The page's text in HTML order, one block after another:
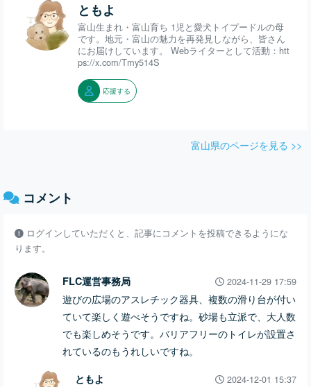
ともよ
富山生まれ・富山育ち 1児と愛犬トイプードルの母
です。地元・富山の魅力を再発見しながら、皆さん
にお届けしています。 Webライターとして活動：htt
ps://x.com/Tmy514S
応援する
富山県のページを見る >>
コメント
ログインしていただくと、記事にコメントを投稿できるようにな
ります。
FLC運営事務局 2024-11-29 17:59
遊びの広場のアスレチック器具、複数の滑り台が付い
ていて楽しく遊べそうですね。砂場も立派で、大人数
でも楽しめそうです。バリアフリーのトイレが設置さ
れているのもうれしいですね。
ともよ 2024-12-01 15:37